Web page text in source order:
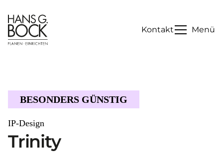
Kontakt Menü
BESONDERS GÜNSTIG
IP-Design
Trinity